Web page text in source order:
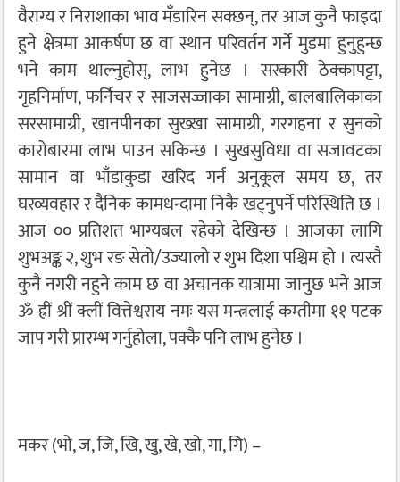
वैराग्य र निराशाका भाव मँडारिन सक्छन्, तर आज कुनै फाइदा
हुने क्षेत्रमा आकर्षण छ वा स्थान परिवर्तन गर्ने मुडमा हुनुहुन्छ
भने काम थाल्नुहोस्, लाभ हुनेछ । सरकारी ठेक्कापट्टा,
गृहनिर्माण, फर्निचर र साजसज्जाका सामाग्री, बालबालिकाका
सरसामाग्री, खानपीनका सुख्खा सामाग्री, गरगहना र सुनको
कारोबारमा लाभ पाउन सकिन्छ । सुखसुविधा वा सजावटका
सामान वा भाँडाकुडा खरिद गर्न अनुकूल समय छ, तर
घरव्यवहार र दैनिक कामधन्दामा निकै खट्नुपर्ने परिस्थिति छ ।
आज ०० प्रतिशत भाग्यबल रहेको देखिन्छ । आजका लागि
शुभअङ्क २, शुभ रङ सेतो/उज्यालो र शुभ दिशा पश्चिम हो । त्यस्तै
कुनै नगरी नहुने काम छ वा अचानक यात्रामा जानुछ भने आज
ॐ ह्रीं श्रीं क्लीं वित्तेश्वराय नमः यस मन्त्रलाई कम्तीमा ११ पटक
जाप गरी प्रारम्भ गर्नुहोला, पक्कै पनि लाभ हुनेछ ।
मकर (भो, ज, जि, खि, खु, खे, खो, गा, गि) –